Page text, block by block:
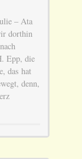
– Ata
dorthin
Epp, die
das hat
denn,